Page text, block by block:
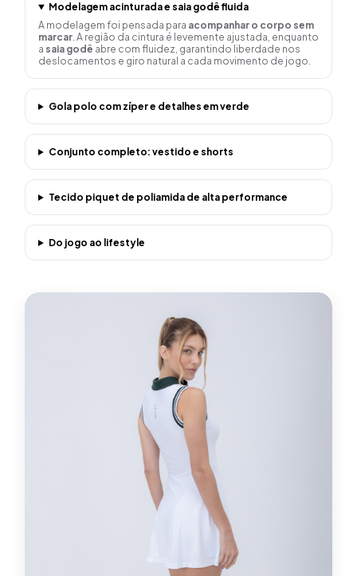
Modelagem acinturada e saia godê fluida
A modelagem foi pensada para acompanhar o corpo sem
marcar. A região da cintura é levemente ajustada, enquanto
a saia godê abre com fluidez, garantindo liberdade nos
deslocamentos e giro natural a cada movimento de jogo.
Gola polo com zíper e detalhes em verde
Conjunto completo: vestido e shorts
Tecido piquet de poliamida de alta performance
Do jogo ao lifestyle